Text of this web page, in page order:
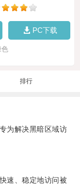
PC下载
色
排行
为解决黑暗区域访
速、稳定地访问被